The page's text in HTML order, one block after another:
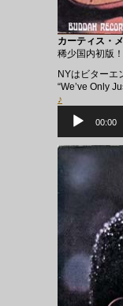
カーティス・
稀少国内初版！
NYはビターエ
“We’ve Only
♪
ー
00:00